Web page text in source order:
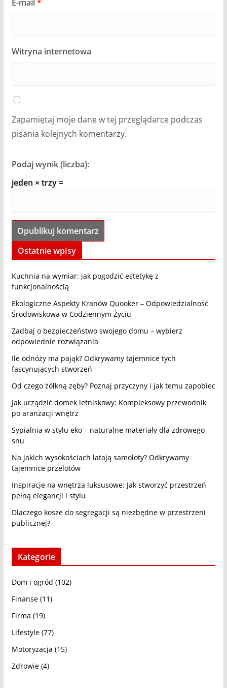
E-mail*
Witryna internetowa
Zapamiętaj moje dane w tej przeglądarce podczas
pisania kolejnych komentarzy.
Podaj wynik (liczba):
jeden × trzy =
Ostatnie wpisy
Kuchnia na wymiar: jak pogodzić estetykę z
funkcjonalnością
Ekologiczne Aspekty Kranów Quooker – Odpowiedzialność
Środowiskowa w Codziennym Życiu
Zadbaj o bezpieczeństwo swojego domu – wybierz
odpowiednie rozwiązania
Ile odnóży ma pająk? Odkrywamy tajemnice tych
fascynujących stworzeń
Od czego żółkną zęby? Poznaj przyczyny i jak temu zapobiec
Jak urządzić domek letniskowy: Kompleksowy przewodnik
po aranżacji wnętrz
Sypialnia w stylu eko – naturalne materiały dla zdrowego
snu
Na jakich wysokościach latają samoloty? Odkrywamy
tajemnice przelotów
Inspiracje na wnętrza luksusowe: Jak stworzyć przestrzeń
pełną elegancji i stylu
Dlaczego kosze do segregacji są niezbędne w przestrzeni
publicznej?
Kategorie
Dom i ogród (102)
Finanse(11)
Firma (19)
Lifestyle(77)
Motoryzacja (15)
Zdrowie(4)